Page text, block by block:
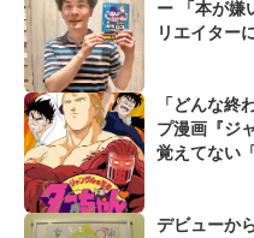
ー 「本が嫌
リエイター
「どんな終
プ漫画『ジ
覚えてない
デビューか